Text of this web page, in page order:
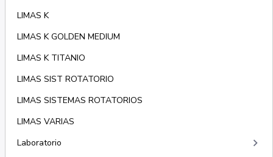
LIMAS K
LIMAS K GOLDEN MEDIUM
LIMAS K TITANIO
LIMAS SIST ROTATORIO
LIMAS SISTEMAS ROTATORIOS
LIMAS VARIAS
Laboratorio
keyboard_arrow_right